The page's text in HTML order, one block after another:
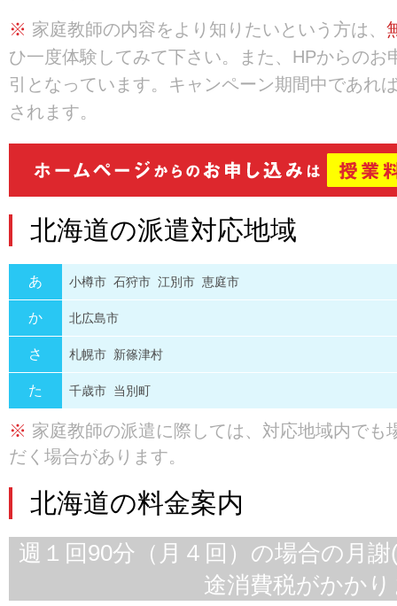
※ 家庭教師の内容をより知りたいという方は、
ひ一度体験してみて下さい。また、HPからの
引となっています。キャンペーン期間中であれ
されます。
北海道の派遣対応地域
あ 小樽市 石狩市 江別市 恵庭市
か 北広島市
さ 札幌市 新篠津村
た 千歳市 当別町
※ 家庭教師の派遣に際しては、対応地域内でも
だく場合があります。
北海道の料金案内
週１回90分（月４回）の場合の月
途消費税がかか